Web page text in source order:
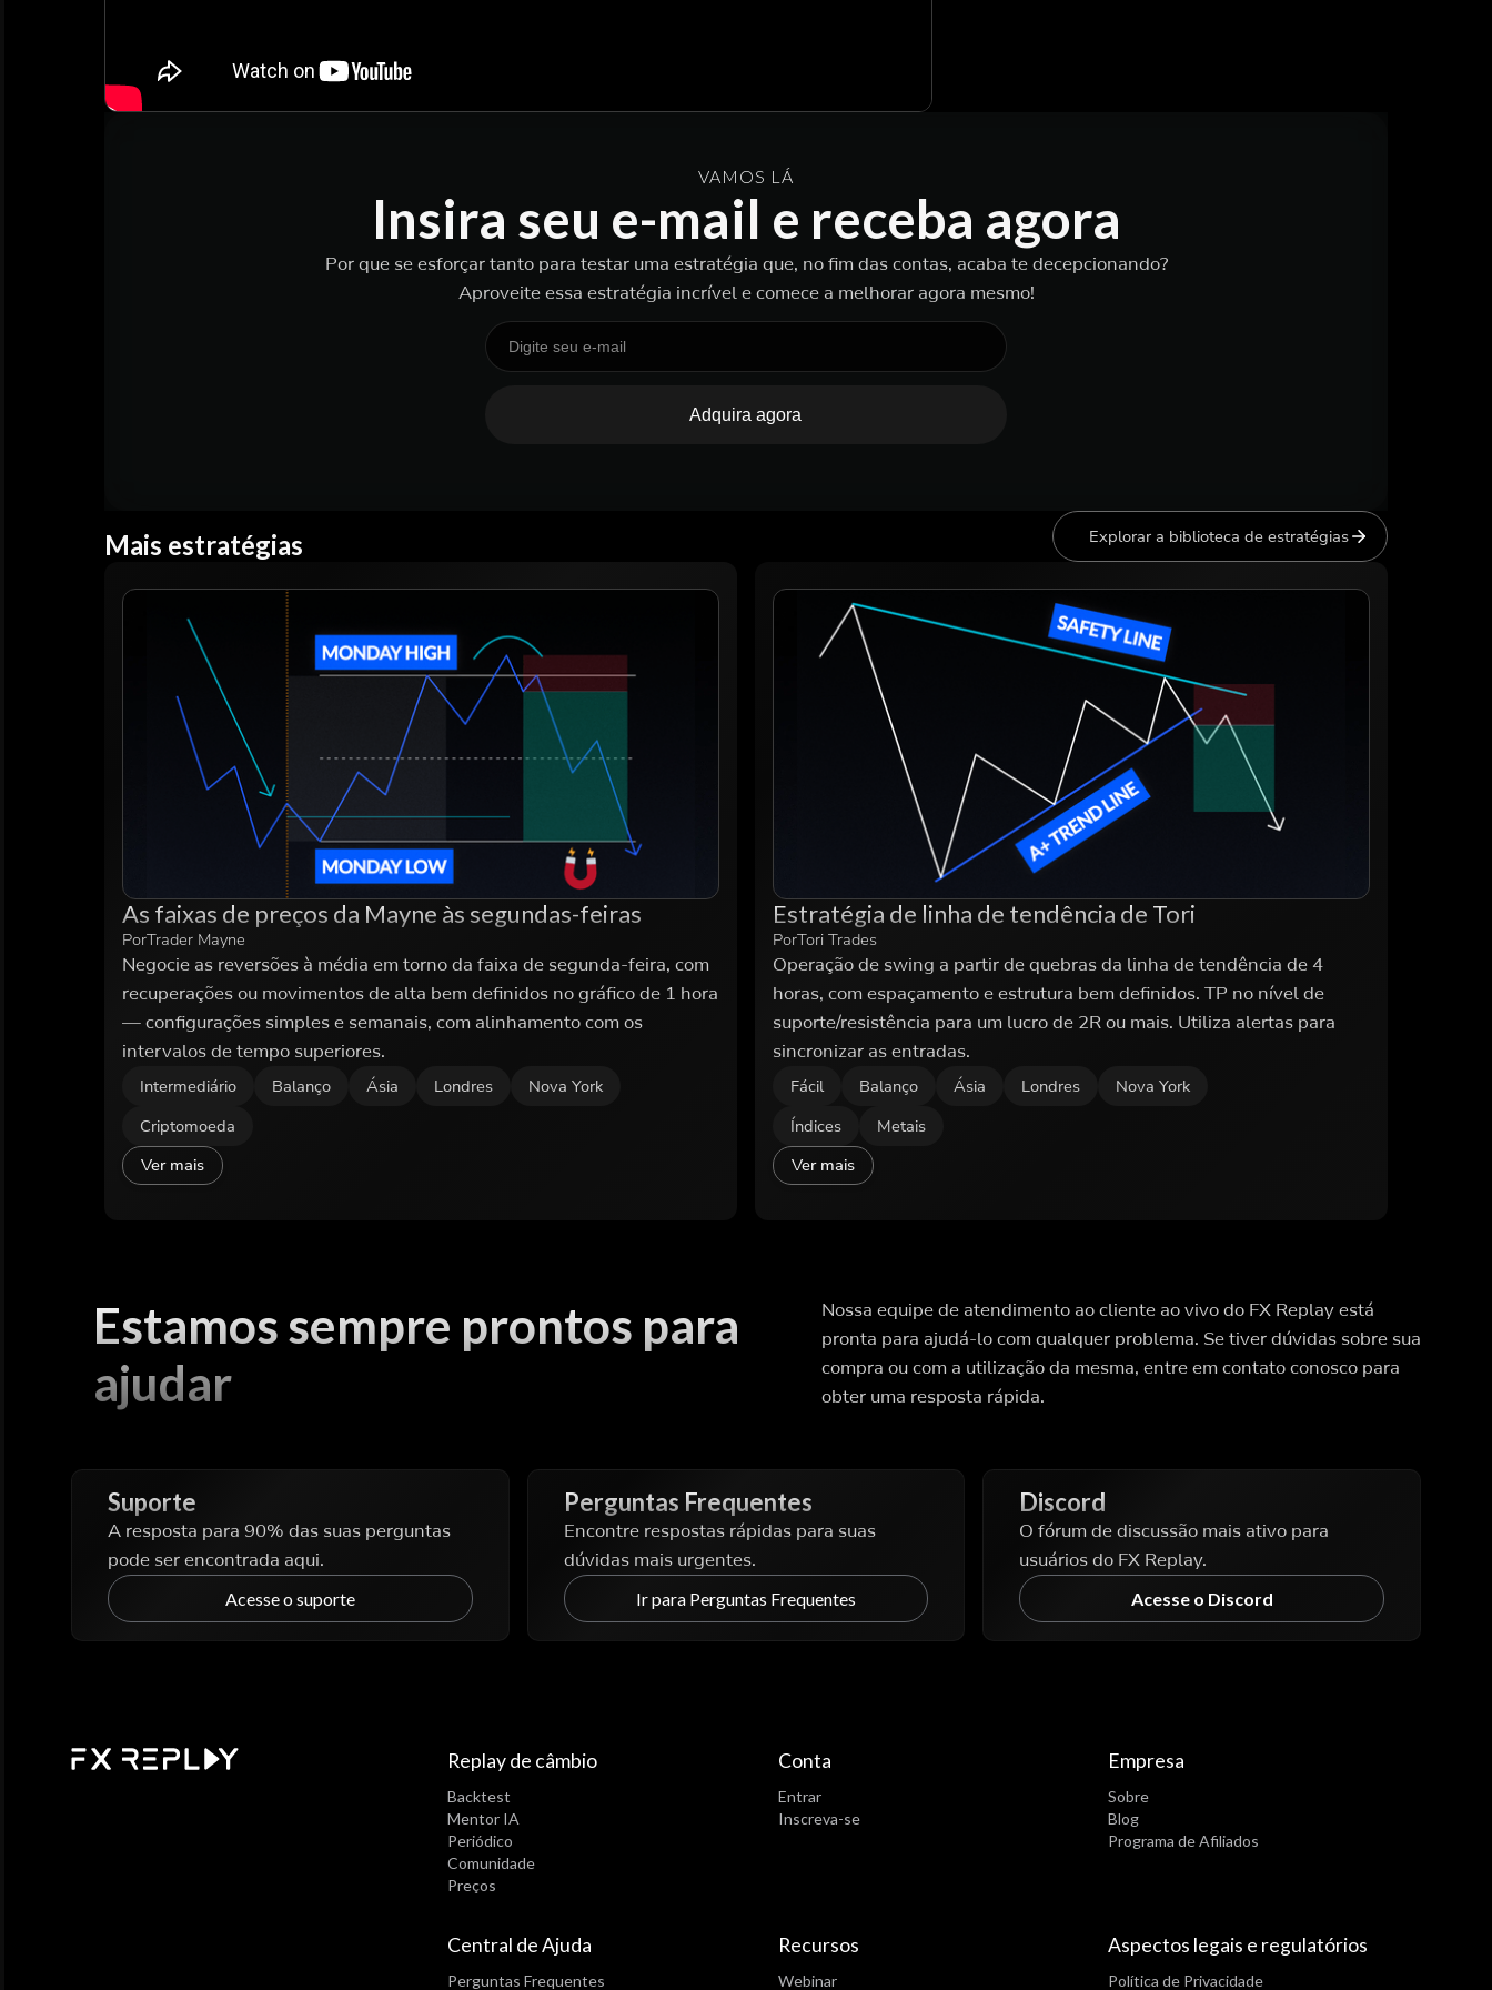
VAMOS LÁ
Insira seu e-mail e receba agora
Por que se esforçar tanto para testar uma estratégia que, no fim das contas, acaba te decepcionando?
Aproveite essa estratégia incrível e comece a melhorar agora mesmo!
Adquira agora
Mais estratégias Explorar a biblioteca de estratégias
As faixas de preços da Mayne às segundas-feiras
PorTrader Mayne
Negocie as reversões à média em torno da faixa de segunda-feira, com
recuperações ou movimentos de alta bem definidos no gráfico de 1 hora
— configurações simples e semanais, com alinhamento com os
intervalos de tempo superiores.
Intermediário Balanço Ásia Londres
Nova York
Criptomoeda
Ver mais
Estratégia de linha de tendência de Tori
PorTori Trades
Operação de swing a partir de quebras da linha de tendência de 4
horas, com espaçamento e estrutura bem definidos. TP no nível de
suporte/resistência para um lucro de 2R ou mais. Utiliza alertas para
sincronizar as entradas.
Fácil Balanço Ásia Londres
Nova York
Índices
Metais
Ver mais
Estamos sempre prontos para
ajudar
Nossa equipe de atendimento ao cliente ao vivo do FX Replay está
pronta para ajudá-lo com qualquer problema. Se tiver dúvidas sobre sua
compra ou com a utilização da mesma, entre em contato conosco para
obter uma resposta rápida.
Suporte
A resposta para 90% das suas perguntas
pode ser encontrada aqui.
Acesse o suporte
Perguntas Frequentes
Encontre respostas rápidas para suas
dúvidas mais urgentes.
Ir para Perguntas Frequentes
Discord
O fórum de discussão mais ativo para
usuários do FX Replay.
Acesse o Discord
Replay de câmbio
Backtest
Mentor IA
Periódico
Comunidade
Preços
Conta
Entrar
Inscreva-se
Empresa
Sobre
Blog
Programa de Afiliados
Central de Ajuda
Perguntas Frequentes
Recursos
Webinar
Aspectos legais e regulatórios
Política de Privacidade